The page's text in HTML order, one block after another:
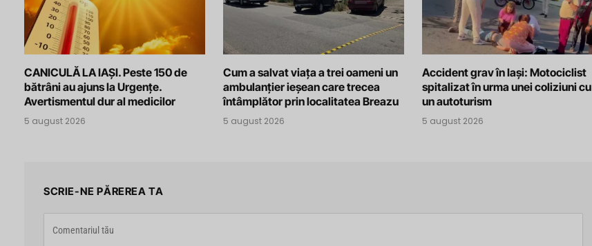
CANICULĂ LA IAȘI. Peste 150 de
bătrâni au ajuns la Urgențe.
Avertismentul dur al medicilor
5 august 2026
Cum a salvat viața a trei oameni un
ambulanțier ieșean care trecea
întâmplător prin localitatea Breazu
5 august 2026
Accident grav în Iași: Motociclist
spitalizat în urma unei coliziuni cu
un autoturism
5 august 2026
SCRIE-NE PĂREREA TA